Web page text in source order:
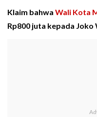
Klaim bahwa Wali Kota
Rp800 juta kepada Joko